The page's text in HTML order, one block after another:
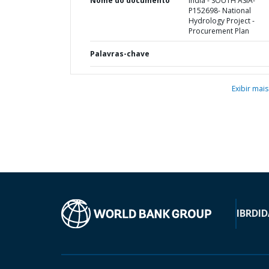
P152698- National
Hydrology Project -
Procurement Plan
Palavras-chave
Exibir mais
IBRD